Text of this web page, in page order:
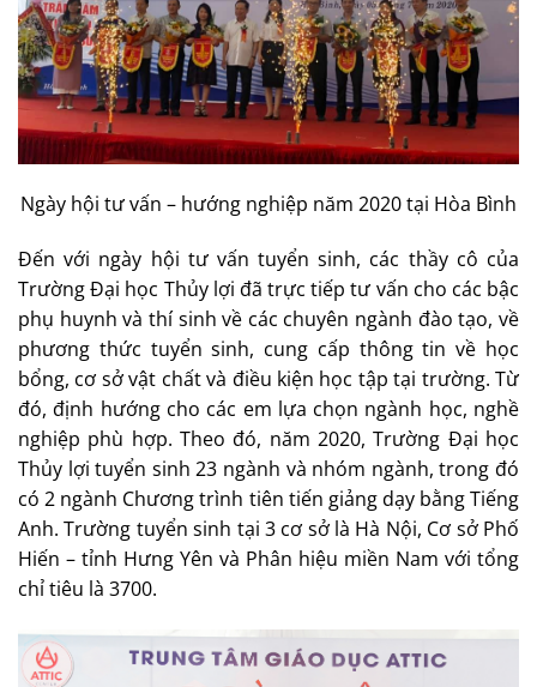
Ngày hội tư vấn – hướng nghiệp năm 2020 tại Hòa Bình
Đến với ngày hội tư vấn tuyển sinh, các thầy cô của
Trường Đại học Thủy lợi đã trực tiếp tư vấn cho các bậc
phụ huynh và thí sinh về các chuyên ngành đào tạo, về
phương thức tuyển sinh, cung cấp thông tin về học
bổng, cơ sở vật chất và điều kiện học tập tại trường. Từ
đó, định hướng cho các em lựa chọn ngành học, nghề
nghiệp phù hợp. Theo đó, năm 2020, Trường Đại học
Thủy lợi tuyển sinh 23 ngành và nhóm ngành, trong đó
có 2 ngành Chương trình tiên tiến giảng dạy bằng Tiếng
Anh. Trường tuyển sinh tại 3 cơ sở là Hà Nội, Cơ sở Phố
Hiến – tỉnh Hưng Yên và Phân hiệu miền Nam với tổng
chỉ tiêu là 3700.